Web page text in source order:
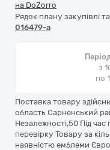
на DoZorro
Рядок плану закупівлі
016479-a
з
по
Поставка товару
область Сарненський
Незалежності,50 Під
перевірку Товару за
наявністю емблеми